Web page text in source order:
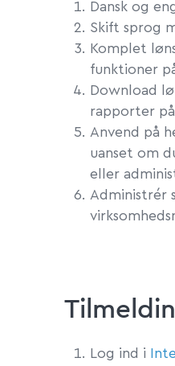
Dansk og
Skift sprog
Komplet
funktioner
Download
rapporter
Anvend på
uanset om
eller
Administrér
Log ind i